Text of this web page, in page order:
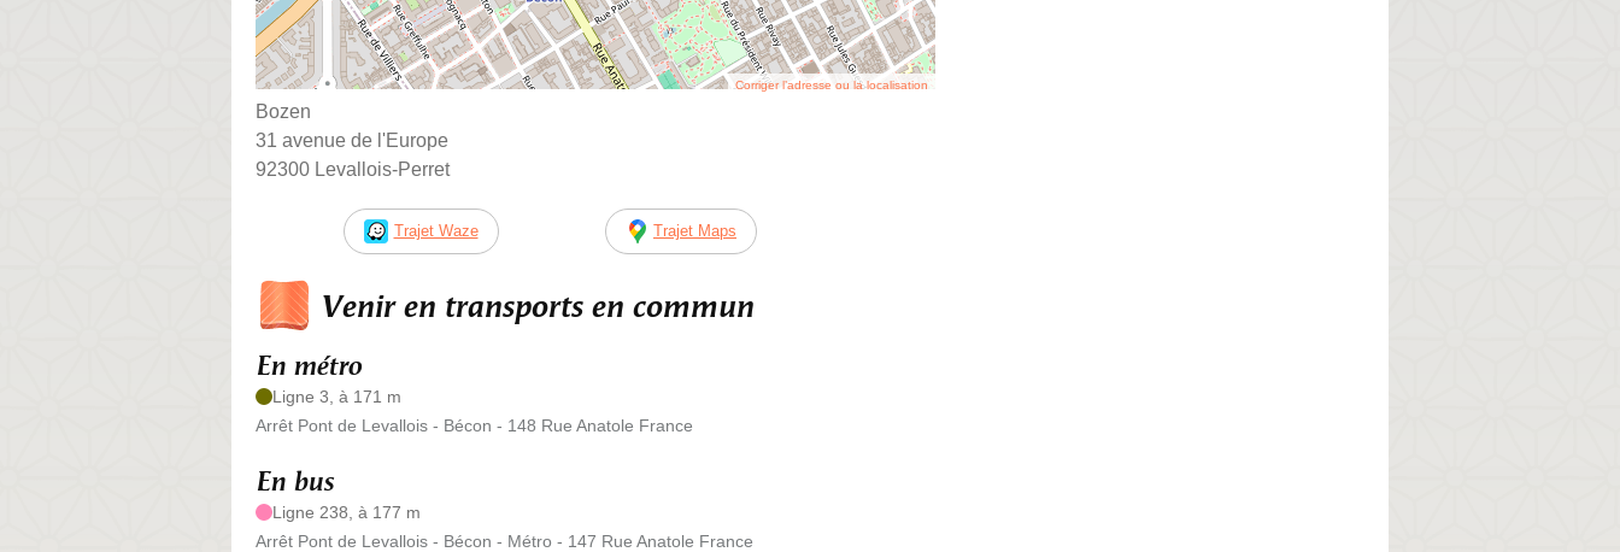
Corriger l’adresse ou la localisation
Bozen
31 avenue de l'Europe
92300 Levallois-Perret
Trajet Waze Trajet Maps
Venir en transports en commun
En métro
Ligne 3, à 171 m
Arrêt Pont de Levallois - Bécon - 148 Rue Anatole France
En bus
Ligne 238, à 177 m
Arrêt Pont de Levallois - Bécon - Métro - 147 Rue Anatole France